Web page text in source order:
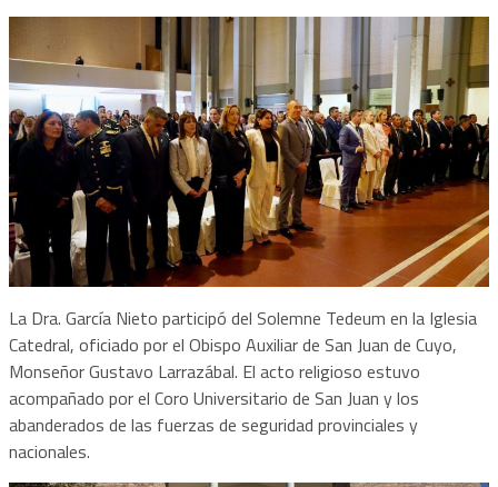
La Dra. García Nieto participó del Solemne Tedeum en la Iglesia
Catedral, oficiado por el Obispo Auxiliar de San Juan de Cuyo,
Monseñor Gustavo Larrazábal. El acto religioso estuvo
acompañado por el Coro Universitario de San Juan y los
abanderados de las fuerzas de seguridad provinciales y
nacionales.